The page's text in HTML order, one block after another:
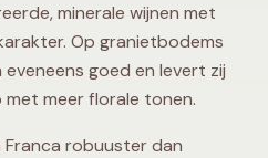
minerale wijnen met
Op granietbodems
goed en levert zij
meer florale tonen.
Franca robuuster dan